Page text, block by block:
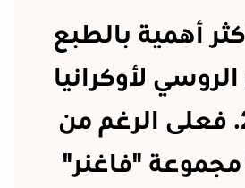
أهمية بالطبع
لأوكرانيا
عام 2022. فعلى الرغم من
"فاغنر"